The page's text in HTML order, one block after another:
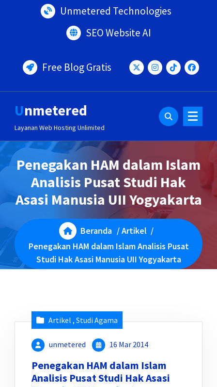
Unmetered Technologies
SEO Website AI
Free Blog Gratis
Unmetered
Layanan Web Hosting Unlimited
Penegakan HAM dalam Islam
Analisis Pusat Studi Hak
Asasi Manusia UII Yogyakarta
Beranda /Artikel /
Penegakan HAM dalam Islam Analisis Pusat
Studi Hak Asasi Manusia UII Yogyakarta
Artikel , Studi Agama
unmetered 16 Mar 2014
Penegakan HAM dalam Islam
Analisis Pusat Studi Hak Asasi